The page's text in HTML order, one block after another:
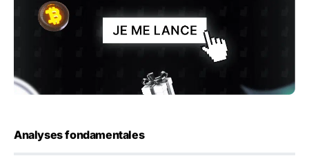
Analyses fondamentales